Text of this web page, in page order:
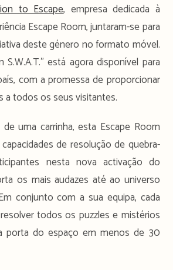
to Escape, empresa dedicada à
Escape Room, juntaram-se para
deste género no formato móvel.
S.W.A.T.” está agora disponível para
com a promessa de proporcionar
a todos os seus visitantes.
uma carrinha, esta Escape Room
de resolução de quebra-
nesta nova activação do
os mais audazes até ao universo
conjunto com a sua equipa, cada
todos os puzzles e mistérios
porta do espaço em menos de 30